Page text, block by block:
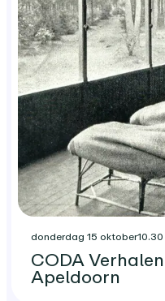
donderdag 15 oktober
CODA
Apeldoorn